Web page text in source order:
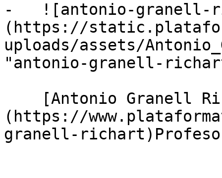
-   ![antonio-granell-
(https://
uploads/assets/
"antonio-granell-
(https://
granell-